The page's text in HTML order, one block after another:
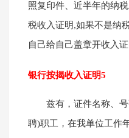
照复印件、近半年的纳
税收入证明,如果不是纳
自己给自己盖章开收入证
银行按揭收入证明5
兹有，证件名称、
聘)职工，在我单位工作